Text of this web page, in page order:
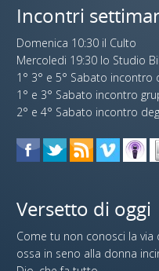
Incontri
Domenica 10:30 il Culto
Mercoledi 19:30 lo Studio
1° 3° e 5° Sabato incontro
1° e 3° Sabato incontro
2° e 4° Sabato incontro
Versetto di oggi
Come tu non conosci la
ossa in seno alla donna